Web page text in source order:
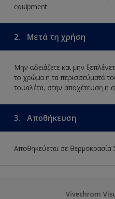
equipment.
2. Μετά τη χρήση
Μην αδειάζετε και μην
το χρώμα ή τα περισσεύματά
τουαλέτα, στην αποχέτευση ή
3. Αποθήκευση
Αποθηκεύεται σε θερμοκρασία
Vivechrom